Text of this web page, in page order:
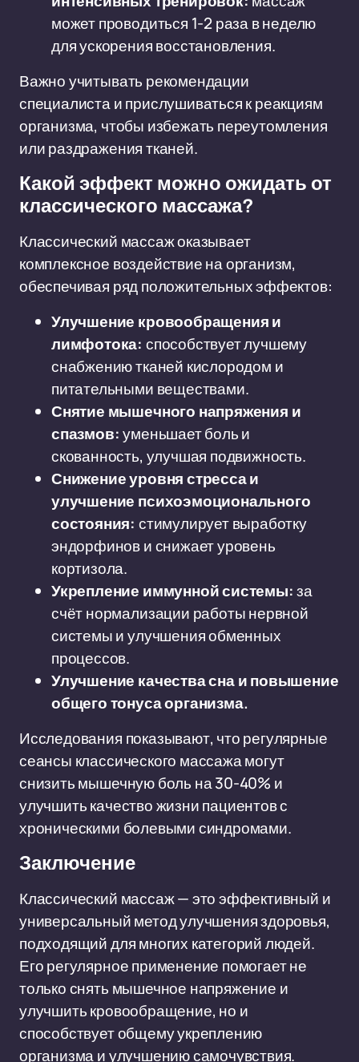
может проводиться 1-2 раза в неделю
для ускорения восстановления.
Важно учитывать рекомендации
специалиста и прислушиваться к реакциям
организма, чтобы избежать переутомления
или раздражения тканей.
Какой эффект можно ожидать от
классического массажа?
Классический массаж оказывает
комплексное воздействие на организм,
обеспечивая ряд положительных эффектов:
Улучшение кровообращения и
лимфотока: способствует лучшему
снабжению тканей кислородом и
питательными веществами.
Снятие мышечного напряжения и
спазмов:уменьшает боль и
скованность, улучшая подвижность.
Снижение уровня стресса и
улучшение психоэмоционального
состояния: стимулирует выработку
эндорфинов и снижает уровень
кортизола.
Укрепление иммунной системы:за
счёт нормализации работы нервной
системы и улучшения обменных
процессов.
Улучшение качества сна и повышение
общего тонуса организма.
Исследования показывают, что регулярные
сеансы классического массажа могут
снизить мышечную боль на 30-40% и
улучшить качество жизни пациентов с
хроническими болевыми синдромами.
Заключение
Классический массаж — это эффективный и
универсальный метод улучшения здоровья,
подходящий для многих категорий людей.
Его регулярное применение помогает не
только снять мышечное напряжение и
улучшить кровообращение, но и
способствует общему укреплению
организма и улучшению самочувствия.